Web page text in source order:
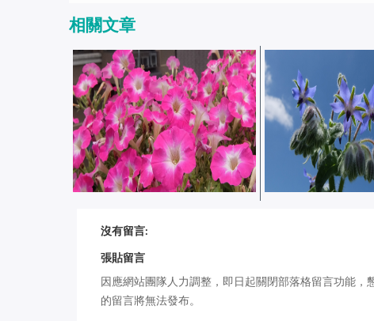
相關文章
五月花園相簿：2021 年 5 月
沒有留言:
張貼留言
因應網站團隊人力調整，即日起關閉部落格留言功能
的留言將無法發布。